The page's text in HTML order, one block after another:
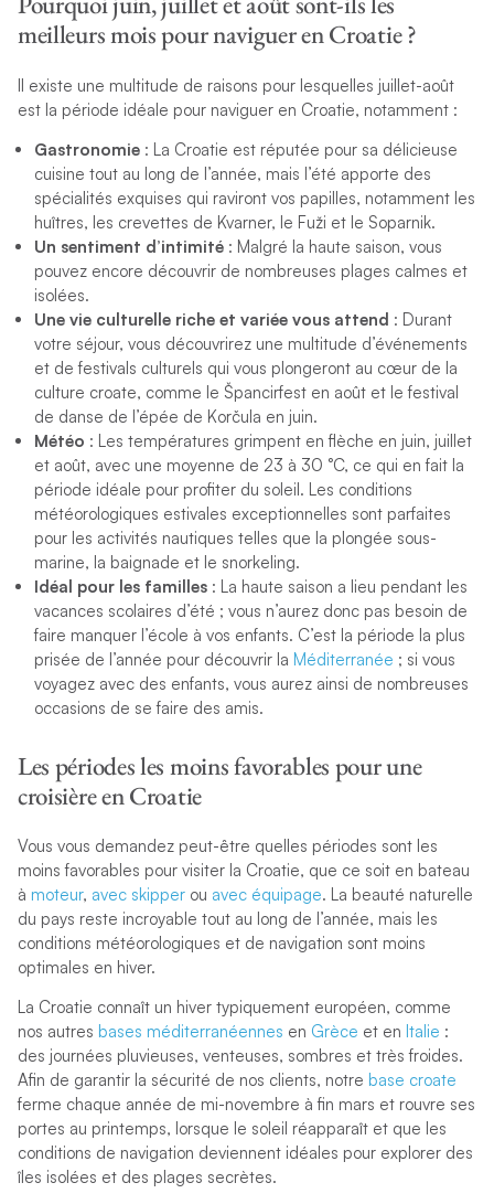
meilleurs mois pour naviguer en Croatie ?
Il existe une multitude de raisons pour lesquelles juillet-août
est la période idéale pour naviguer en Croatie, notamment :
Gastronomie: La Croatie est réputée pour sa délicieuse
cuisine tout au long de l’année, mais l’été apporte des
spécialités exquises qui raviront vos papilles, notamment les
huîtres, les crevettes de Kvarner, le Fuži et le Soparnik.
Un sentiment d’intimité: Malgré la haute saison, vous
pouvez encore découvrir de nombreuses plages calmes et
isolées.
Une vie culturelle riche et variée vous attend : Durant
votre séjour, vous découvrirez une multitude d’événements
et de festivals culturels qui vous plongeront au cœur de la
culture croate, comme le Špancirfest en août et le festival
de danse de l’épée de Korčula en juin.
Météo : Les températures grimpent en flèche en juin, juillet
et août, avec une moyenne de 23 à 30 °C, ce qui en fait la
période idéale pour profiter du soleil. Les conditions
météorologiques estivales exceptionnelles sont parfaites
pour les activités nautiques telles que la plongée sous-
marine, la baignade et le snorkeling.
Idéal pour les familles: La haute saison a lieu pendant les
vacances scolaires d’été ; vous n’aurez donc pas besoin de
faire manquer l’école à vos enfants. C’est la période la plus
prisée de l’année pour découvrir la Méditerranée ; si vous
voyagez avec des enfants, vous aurez ainsi de nombreuses
occasions de se faire des amis.
Les périodes les moins favorables pour une
croisière en Croatie
Vous vous demandez peut-être quelles périodes sont les
moins favorables pour visiter la Croatie, que ce soit en bateau
à moteur, avec skipperou avec équipage. La beauté naturelle
du pays reste incroyable tout au long de l’année, mais les
conditions météorologiques et de navigation sont moins
optimales en hiver.
La Croatie connaît un hiver typiquement européen, comme
nos autres bases méditerranéennes en Grèce et en Italie :
des journées pluvieuses, venteuses, sombres et très froides.
Afin de garantir la sécurité de nos clients, notre base croate
ferme chaque année de mi-novembre à fin mars et rouvre ses
portes au printemps, lorsque le soleil réapparaît et que les
conditions de navigation deviennent idéales pour explorer des
îles isolées et des plages secrètes.